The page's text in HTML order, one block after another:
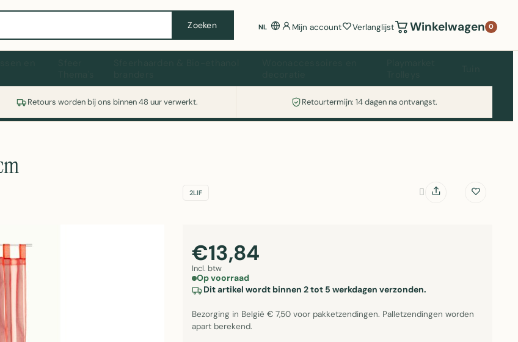
Zoeken NL Mijn account Verlanglijst Winkelwagen 0
Retours worden bij ons binnen 48 uur verwerkt. Retourtermijn: 14 dagen na ontvangst.
of koelkast nodig? Vergelijk alle prijzen op Witgoedaanbod.nl
2LIF
€13,84
Incl. btw
Op voorraad
Dit artikel wordt binnen 2 tot 5 werkdagen verzonden.
Bezorging in België € 7,50 voor pakketzendingen. Palletzendingen worden
apart berekend.